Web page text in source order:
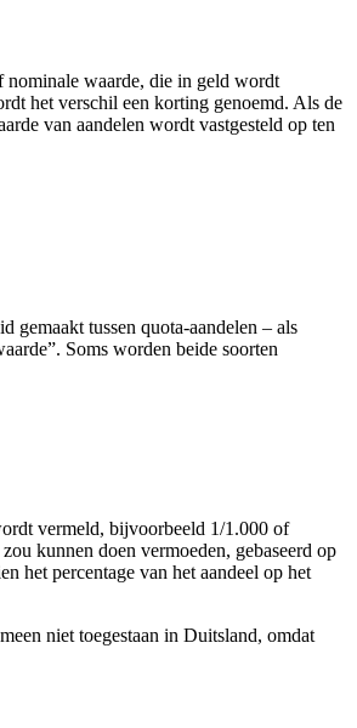
nominale waarde, die in geld wordt
het verschil een korting genoemd. Als de
van aandelen wordt vastgesteld op ten
gemaakt tussen quota-aandelen – als
Soms worden beide soorten
vermeld, bijvoorbeeld 1/1.000 of
kunnen doen vermoeden, gebaseerd op
het percentage van het aandeel op het
niet toegestaan in Duitsland, omdat